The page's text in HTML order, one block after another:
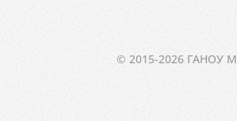
© 2015-2026 ГАНОУ